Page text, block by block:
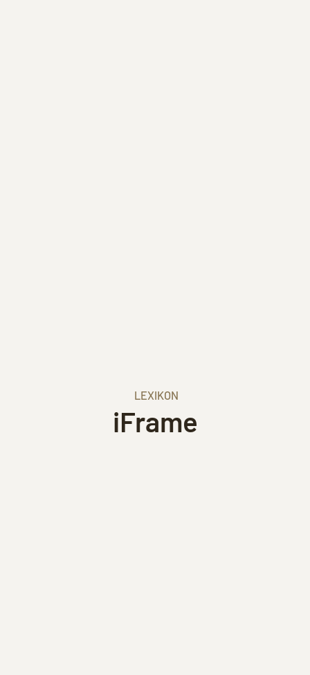
LEXIKON
iFrame